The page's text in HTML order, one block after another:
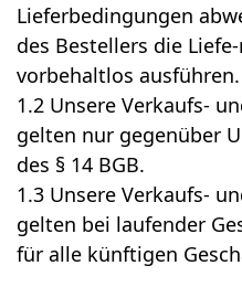
Lieferbedingungen
des Bestellers die
vorbehaltlos ausführen.
1.2 Unsere Verkaufs-
gelten nur gegenüber
des § 14 BGB.
1.3 Unsere Verkaufs-
gelten bei laufender
für alle künftigen